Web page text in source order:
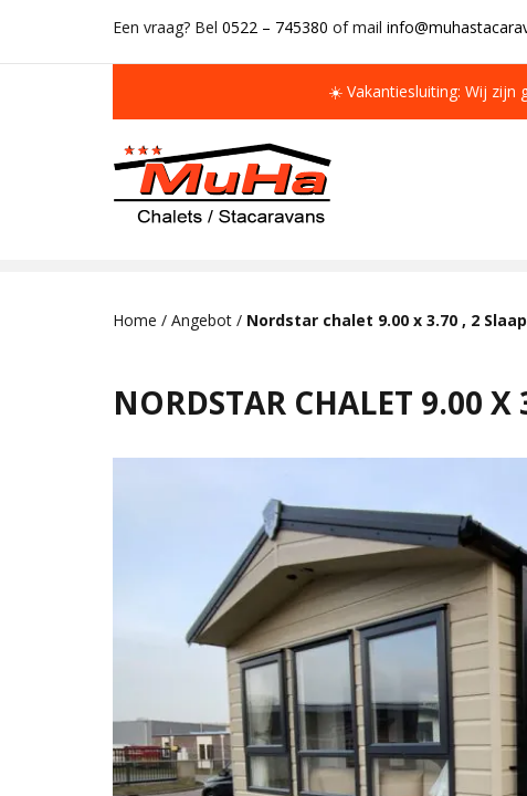
Een vraag? Bel 0522 – 745380 of mail
☀️ Vakantiesluiting: Wij zijn
Home / Angebot / Nordstar chalet 9.00 x 3.70 , 2
NORDSTAR CHALET 9.00 X